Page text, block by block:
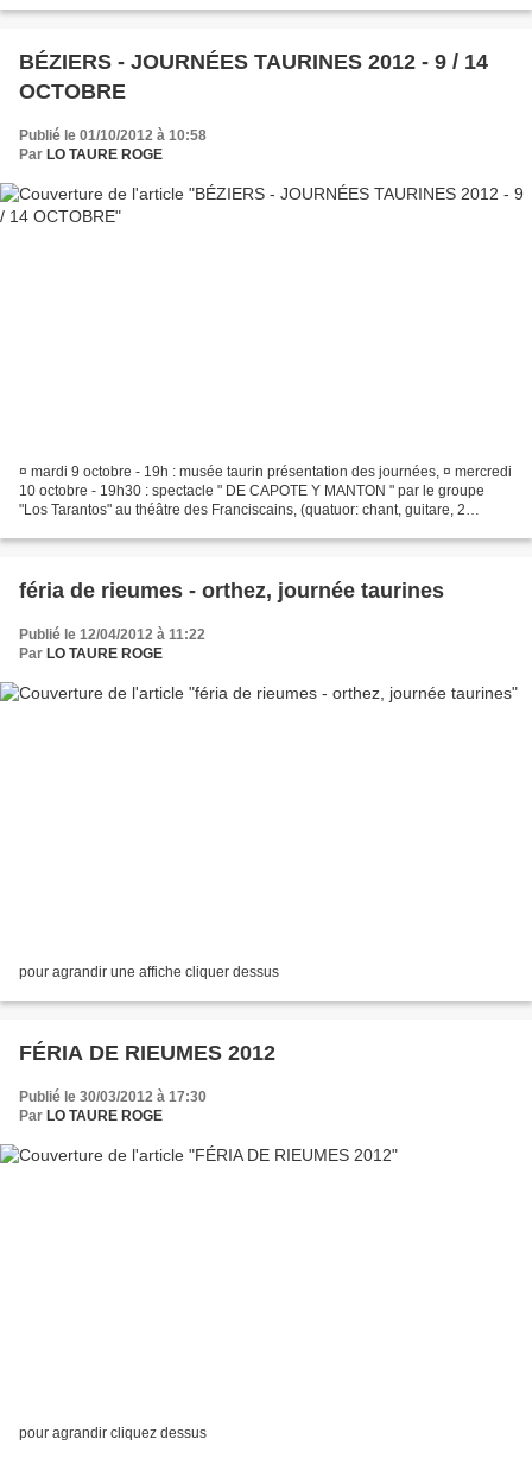
BÉZIERS - JOURNÉES TAURINES 2012 - 9 / 14
OCTOBRE
Publié le 01/10/2012 à 10:58
Par LO TAURE ROGE
¤ mardi 9 octobre - 19h : musée taurin présentation des journées, ¤ mercredi
10 octobre - 19h30 : spectacle " DE CAPOTE Y MANTON " par le groupe
"Los Tarantos" au théâtre des Franciscains, (quatuor: chant, guitare, 2
féria de rieumes - orthez, journée taurines
Publié le 12/04/2012 à 11:22
Par LO TAURE ROGE
pour agrandir une affiche cliquer dessus
FÉRIA DE RIEUMES 2012
Publié le 30/03/2012 à 17:30
Par LO TAURE ROGE
pour agrandir cliquez dessus